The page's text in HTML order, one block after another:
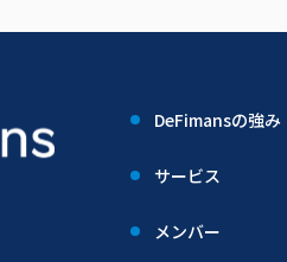
DeFimansの強み
サービス
メンバー